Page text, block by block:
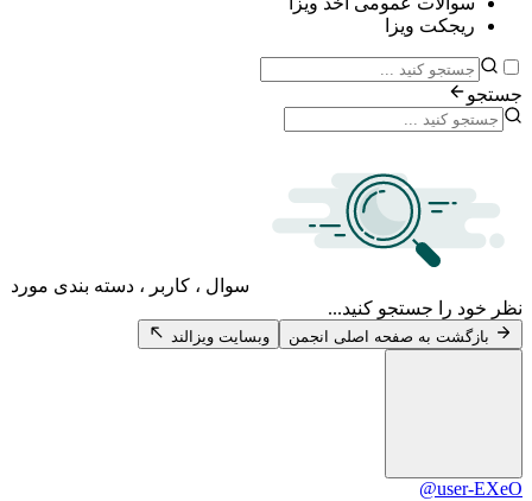
ویزا
سوال ، کاربر ، دسته بندی مورد
جستجو کنید...
به صفحه اصلی انجمن وبسایت ویزالند